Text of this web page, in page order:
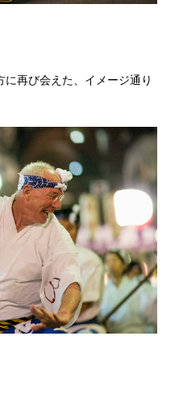
再び会えた、イメージ通り